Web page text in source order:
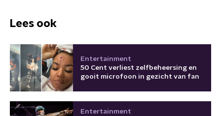
Lees ook
Entertainment
50 Cent verliest zelfbeheersing en
gooit microfoon in gezicht van fan
Entertainment